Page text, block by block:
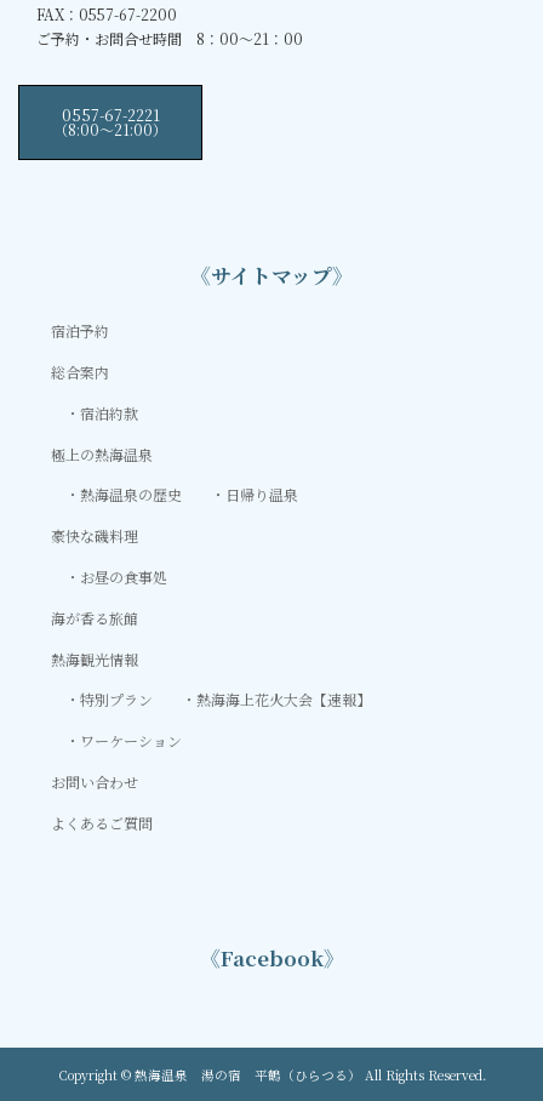
FAX：0557-67-2200
ご予約・お問合せ時間 8：00～21：00
0557-67-2221
（8:00〜21:00）
《サイトマップ》
宿泊予約
総合案内
宿泊約款
極上の熱海温泉
熱海温泉の歴史
日帰り温泉
豪快な磯料理
お昼の食事処
海が香る旅館
熱海観光情報
特別プラン
熱海海上花火大会【速報】
ワーケーション
お問い合わせ
よくあるご質問
《Facebook》
Copyright © 熱海温泉 湯の宿 平鶴（ひらつる） All Rights Reserved.